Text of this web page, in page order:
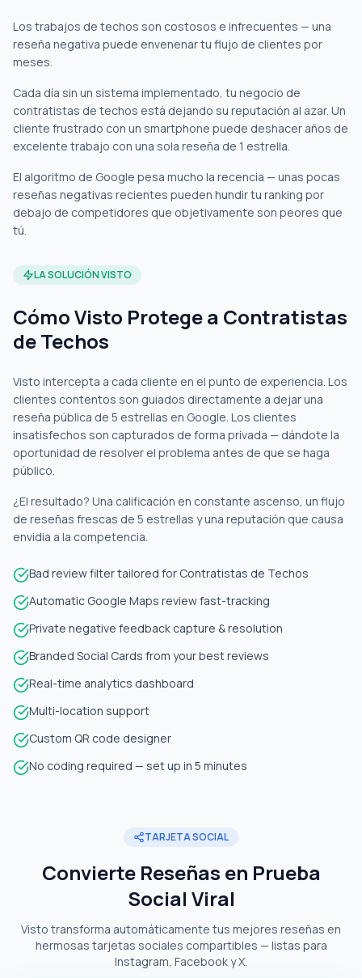
Los trabajos de techos son costosos e infrecuentes — una
reseña negativa puede envenenar tu flujo de clientes por
meses.
Cada día sin un sistema implementado, tu negocio de
contratistas de techos está dejando su reputación al azar. Un
cliente frustrado con un smartphone puede deshacer años de
excelente trabajo con una sola reseña de 1 estrella.
El algoritmo de Google pesa mucho la recencia — unas pocas
reseñas negativas recientes pueden hundir tu ranking por
debajo de competidores que objetivamente son peores que
tú.
LA SOLUCIÓN VISTO
Cómo Visto Protege a Contratistas
de Techos
Visto intercepta a cada cliente en el punto de experiencia. Los
clientes contentos son guiados directamente a dejar una
reseña pública de 5 estrellas en Google. Los clientes
insatisfechos son capturados de forma privada — dándote la
oportunidad de resolver el problema antes de que se haga
público.
¿El resultado? Una calificación en constante ascenso, un flujo
de reseñas frescas de 5 estrellas y una reputación que causa
envidia a la competencia.
Bad review filter tailored for Contratistas de Techos
Automatic Google Maps review fast-tracking
Private negative feedback capture & resolution
Branded Social Cards from your best reviews
Real-time analytics dashboard
Multi-location support
Custom QR code designer
No coding required — set up in 5 minutes
TARJETA SOCIAL
Convierte Reseñas en Prueba
Social Viral
Visto transforma automáticamente tus mejores reseñas en
hermosas tarjetas sociales compartibles — listas para
Instagram, Facebook y X.